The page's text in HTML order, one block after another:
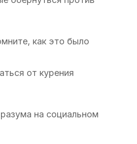
как это было
от курения
на социальном